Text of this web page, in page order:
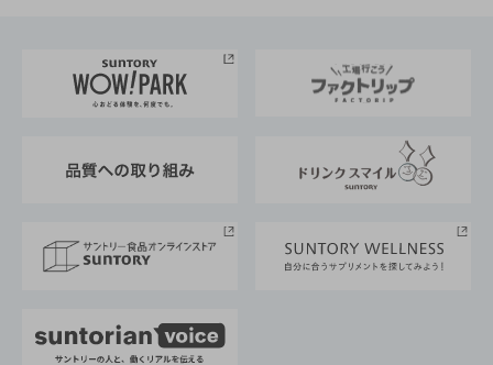
地域情報
サントリーサンバーズ大阪
サントリーが考えるサステナビリティ経営
企業概要
採用情報